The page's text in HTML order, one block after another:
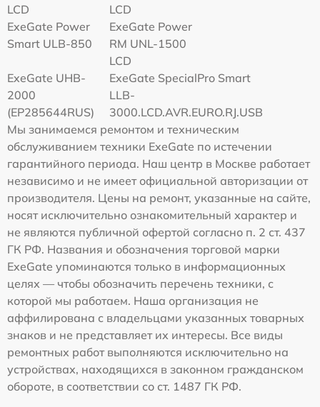
LCD
LCD
ExeGate Power
Smart ULB-850
ExeGate Power
RM UNL-1500
LCD
ExeGate UHB-
2000
(EP285644RUS)
ExeGate SpecialPro Smart
LLB-
3000.LCD.AVR.EURO.RJ.USB
Мы занимаемся ремонтом и техническим
обслуживанием техники ExeGate по истечении
гарантийного периода. Наш центр в Москве работает
независимо и не имеет официальной авторизации от
производителя. Цены на ремонт, указанные на сайте,
носят исключительно ознакомительный характер и
не являются публичной офертой согласно п. 2 ст. 437
ГК РФ. Названия и обозначения торговой марки
ExeGate упоминаются только в информационных
целях — чтобы обозначить перечень техники, с
которой мы работаем. Наша организация не
аффилирована с владельцами указанных товарных
знаков и не представляет их интересы. Все виды
ремонтных работ выполняются исключительно на
устройствах, находящихся в законном гражданском
обороте, в соответствии со ст. 1487 ГК РФ.